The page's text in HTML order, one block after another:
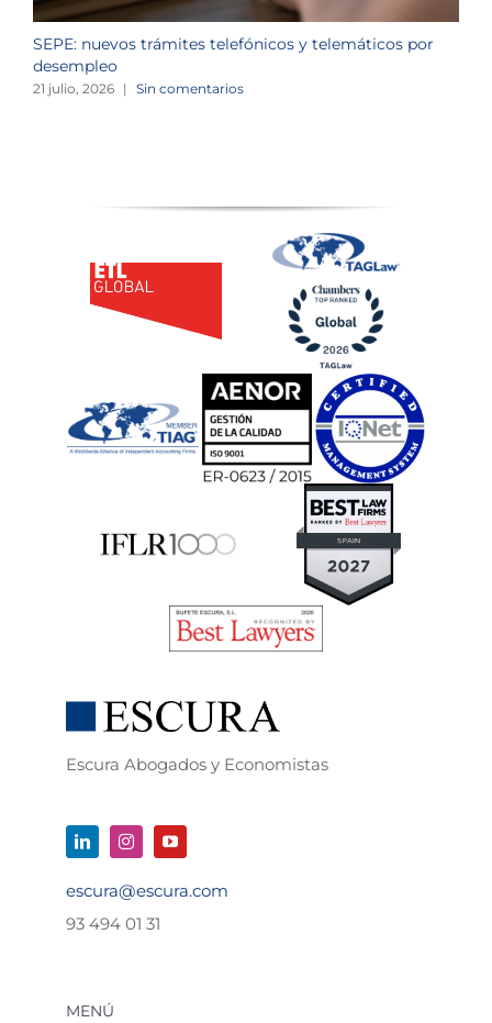
SEPE: nuevos trámites telefónicos y telemáticos por
desempleo
21 julio, 2026 | Sin comentarios
Escura Abogados y Economistas
escura@escura.com
93 494 01 31
MENÚ